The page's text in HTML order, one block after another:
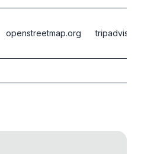
openstreetmap.org